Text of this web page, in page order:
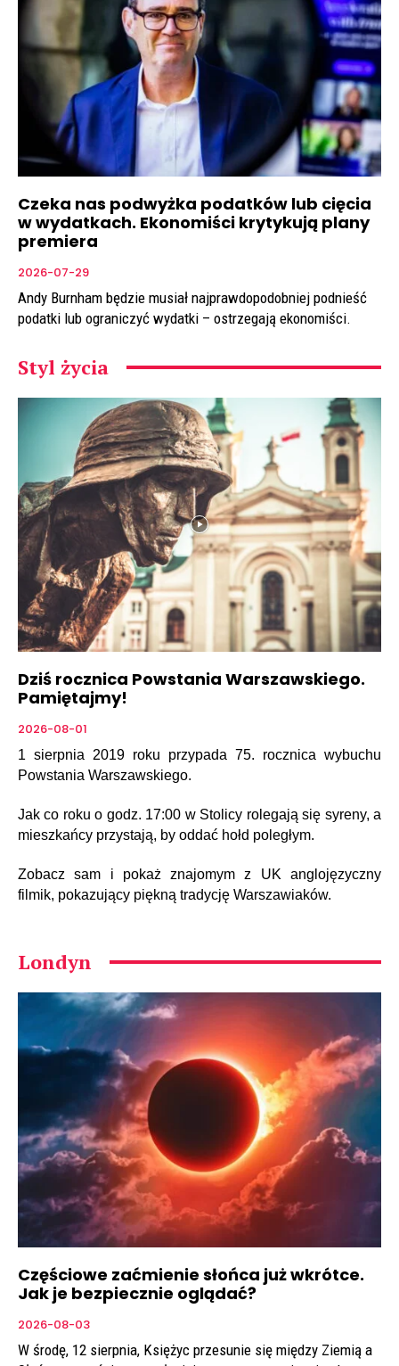
Czeka nas podwyżka podatków lub cięcia
w wydatkach. Ekonomiści krytykują plany
premiera
2026-07-29
Andy Burnham będzie musiał najprawdopodobniej podnieść
podatki lub ograniczyć wydatki – ostrzegają ekonomiści.
Styl życia
Dziś rocznica Powstania Warszawskiego.
Pamiętajmy!
2026-08-01
1 sierpnia 2019 roku przypada 75. rocznica wybuchu
Powstania Warszawskiego.
Jak co roku o godz. 17:00 w Stolicy rolegają się syreny, a
mieszkańcy przystają, by oddać hołd poległym.
Zobacz sam i pokaż znajomym z UK anglojęzyczny
filmik, pokazujący piękną tradycję Warszawiaków.
Londyn
Częściowe zaćmienie słońca już wkrótce.
Jak je bezpiecznie oglądać?
2026-08-03
W środę, 12 sierpnia, Księżyc przesunie się między Ziemią a